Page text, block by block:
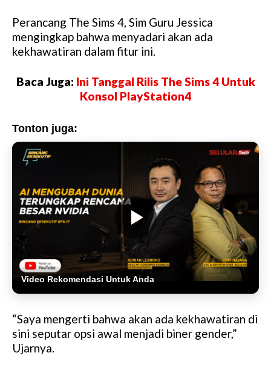
Perancang The Sims 4, Sim Guru Jessica
mengingkap bahwa menyadari akan ada
kekhawatiran dalam fitur ini.
Baca Juga: Ini Tanggal Rilis The Sims 4 Untuk
Konsol PlayStation4
Tonton juga:
Video Rekomendasi Untuk Anda
“Saya mengerti bahwa akan ada kekhawatiran di
sini seputar opsi awal menjadi biner gender,”
Ujarnya.